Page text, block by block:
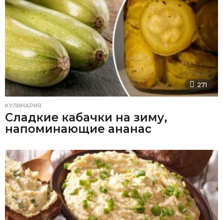
271
КУЛИНАРИЯ
Сладкие кабачки на зиму,
напоминающие ананас